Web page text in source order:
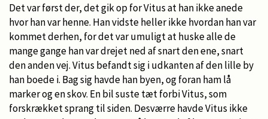
Det var først der, det gik op for Vitus at han ikke anede
hvor han var henne. Han vidste heller ikke hvordan han var
kommet derhen, for det var umuligt at huske alle de
mange gange han var drejet ned af snart den ene, snart
den anden vej. Vitus befandt sig i udkanten af den lille by
han boede i. Bag sig havde han byen, og foran ham lå
marker og en skov. En bil suste tæt forbi Vitus, som
forskrækket sprang til siden. Desværre havde Vitus ikke